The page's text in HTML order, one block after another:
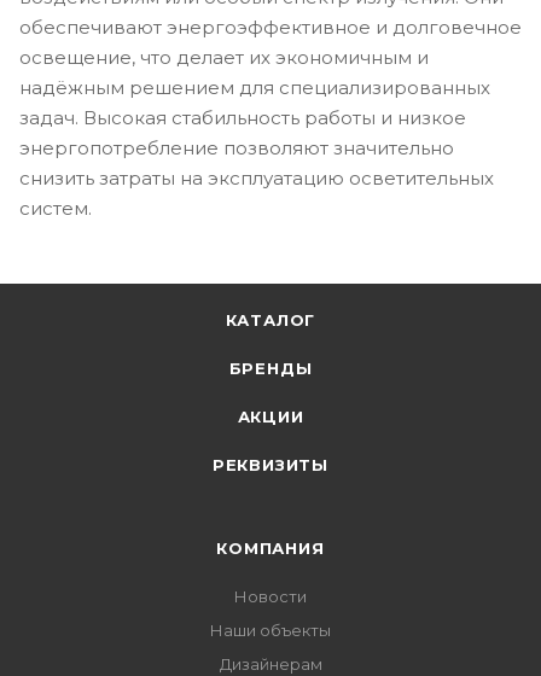
обеспечивают энергоэффективное и долговечное
освещение, что делает их экономичным и
надёжным решением для специализированных
задач. Высокая стабильность работы и низкое
энергопотребление позволяют значительно
снизить затраты на эксплуатацию осветительных
систем.
КАТАЛОГ
БРЕНДЫ
АКЦИИ
РЕКВИЗИТЫ
КОМПАНИЯ
Новости
Наши объекты
Дизайнерам